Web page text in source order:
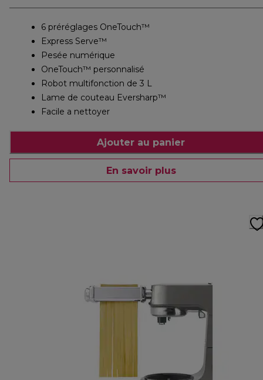
6 préréglages OneTouch™
Express Serve™
Pesée numérique
OneTouch™ personnalisé
Robot multifonction de 3 L
Lame de couteau Eversharp™
Facile a nettoyer
Ajouter au panier
En savoir plus